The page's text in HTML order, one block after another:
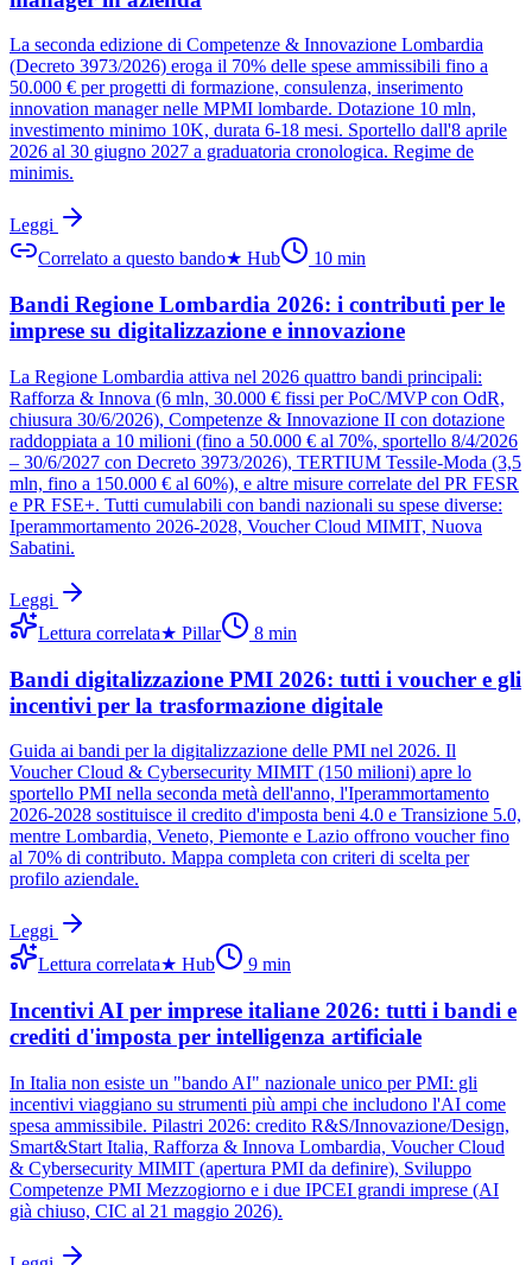
La seconda edizione di Competenze & Innovazione Lombardia
(Decreto 3973/2026) eroga il 70% delle spese ammissibili fino a
50.000 € per progetti di formazione, consulenza, inserimento
innovation manager nelle MPMI lombarde. Dotazione 10 mln,
investimento minimo 10K, durata 6-18 mesi. Sportello dall'8 aprile
2026 al 30 giugno 2027 a graduatoria cronologica. Regime de
minimis.
Leggi
Correlato a questo bando★ Hub 10 min
Bandi Regione Lombardia 2026: i contributi per le
imprese su digitalizzazione e innovazione
La Regione Lombardia attiva nel 2026 quattro bandi principali:
Rafforza & Innova (6 mln, 30.000 € fissi per PoC/MVP con OdR,
chiusura 30/6/2026), Competenze & Innovazione II con dotazione
raddoppiata a 10 milioni (fino a 50.000 € al 70%, sportello 8/4/2026
– 30/6/2027 con Decreto 3973/2026), TERTIUM Tessile-Moda (3,5
mln, fino a 150.000 € al 60%), e altre misure correlate del PR FESR
e PR FSE+. Tutti cumulabili con bandi nazionali su spese diverse:
Iperammortamento 2026-2028, Voucher Cloud MIMIT, Nuova
Sabatini.
Leggi
Lettura correlata★ Pillar 8 min
Bandi digitalizzazione PMI 2026: tutti i voucher e gli
incentivi per la trasformazione digitale
Guida ai bandi per la digitalizzazione delle PMI nel 2026. Il
Voucher Cloud & Cybersecurity MIMIT (150 milioni) apre lo
sportello PMI nella seconda metà dell'anno, l'Iperammortamento
2026-2028 sostituisce il credito d'imposta beni 4.0 e Transizione 5.0,
mentre Lombardia, Veneto, Piemonte e Lazio offrono voucher fino
al 70% di contributo. Mappa completa con criteri di scelta per
profilo aziendale.
Leggi
Lettura correlata★ Hub 9 min
Incentivi AI per imprese italiane 2026: tutti i bandi e
crediti d'imposta per intelligenza artificiale
In Italia non esiste un "bando AI" nazionale unico per PMI: gli
incentivi viaggiano su strumenti più ampi che includono l'AI come
spesa ammissibile. Pilastri 2026: credito R&S/Innovazione/Design,
Smart&Start Italia, Rafforza & Innova Lombardia, Voucher Cloud
& Cybersecurity MIMIT (apertura PMI da definire), Sviluppo
Competenze PMI Mezzogiorno e i due IPCEI grandi imprese (AI
già chiuso, CIC al 21 maggio 2026).